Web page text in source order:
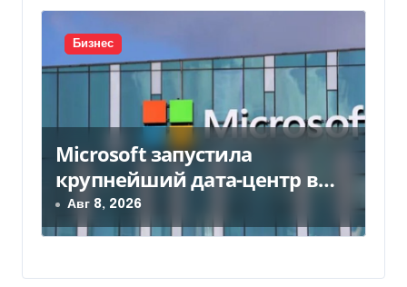
Бизнес
Microsoft запустила
крупнейший дата-центр в
Индии за $20,5 миллиарда
Авг 8, 2026